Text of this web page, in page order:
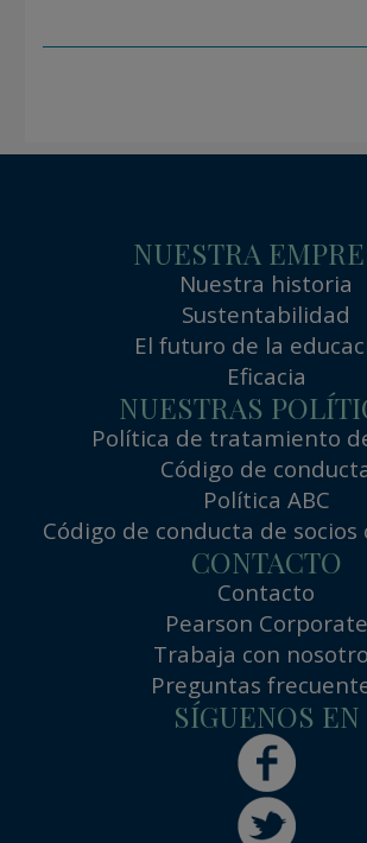
NUESTRA
Nuestra historia
Sustentabilidad
El futuro de la
Eficacia
NUESTRAS
Política de tratamiento
Código de
Política ABC
Código de conducta de socios
CONTACTO
Contacto
Pearson Corporate
Trabaja con
Preguntas
SÍGUENOS EN